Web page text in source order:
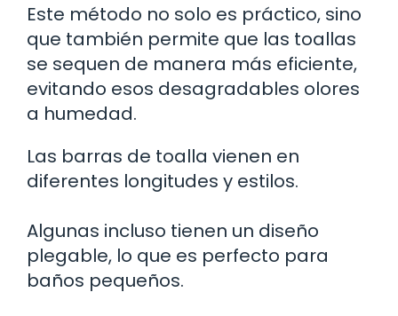
Este método no solo es práctico, sino
que también permite que las toallas
se sequen de manera más eficiente,
evitando esos desagradables olores
a humedad.
Las barras de toalla vienen en
diferentes longitudes y estilos.
Algunas incluso tienen un diseño
plegable, lo que es perfecto para
baños pequeños.